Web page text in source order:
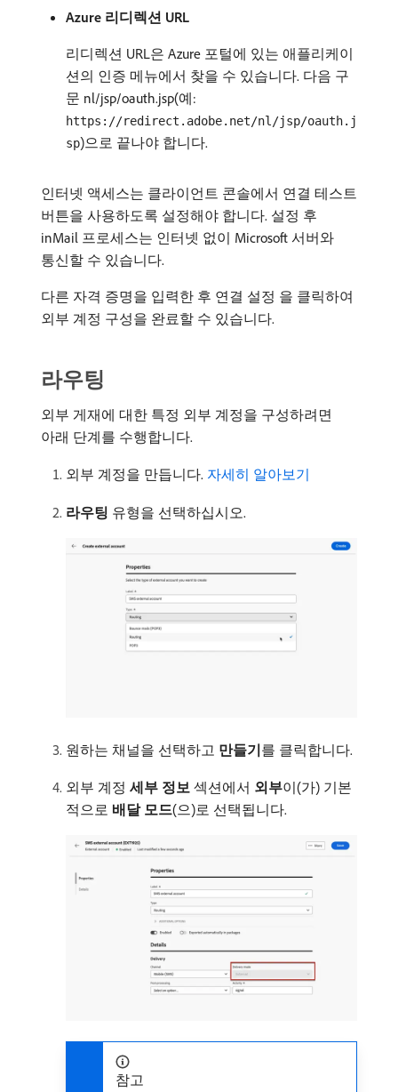
Azure 리디렉션 URL
리디렉션 URL은 Azure 포털에 있는 애플리케이
션의 인증 메뉴에서 찾을 수 있습니다. 다음 구
문 nl/jsp/oauth.jsp(예:
https://redirect.adobe.net/nl/jsp/oauth.j
sp)으로 끝나야 합니다.
인터넷 액세스는 클라이언트 콘솔에서 연결 테스트
버튼을 사용하도록 설정해야 합니다. 설정 후
inMail 프로세스는 인터넷 없이 Microsoft 서버와
통신할 수 있습니다.
다른 자격 증명을 입력한 후 연결 설정 을 클릭하여
외부 계정 구성을 완료할 수 있습니다.
라우팅
외부 게재에 대한 특정 외부 계정을 구성하려면
아래 단계를 수행합니다.
외부 계정을 만듭니다. 자세히 알아보기
라우팅 유형을 선택하십시오.
원하는 채널을 선택하고 만들기​를 클릭합니다.
외부 계정 세부 정보 섹션에서 외부​이(가) 기본
적으로 배달 모드(으)로 선택됩니다.
참고